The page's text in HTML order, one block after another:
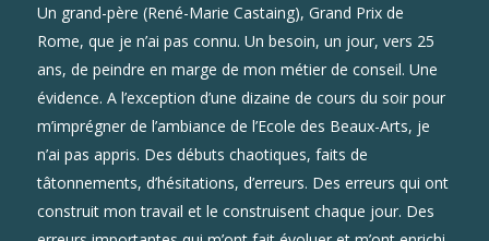
Un grand-père (René-Marie Castaing), Grand Prix de
Rome, que je n’ai pas connu. Un besoin, un jour, vers 25
ans, de peindre en marge de mon métier de conseil. Une
évidence. A l’exception d’une dizaine de cours du soir pour
m’imprégner de l’ambiance de l’Ecole des Beaux-Arts, je
n’ai pas appris. Des débuts chaotiques, faits de
tâtonnements, d’hésitations, d’erreurs. Des erreurs qui ont
construit mon travail et le construisent chaque jour. Des